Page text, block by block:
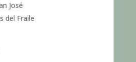
José
del Fraile